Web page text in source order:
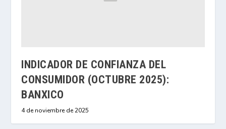
INDICADOR DE CONFIANZA DEL
CONSUMIDOR (OCTUBRE 2025):
BANXICO
4 de noviembre de 2025